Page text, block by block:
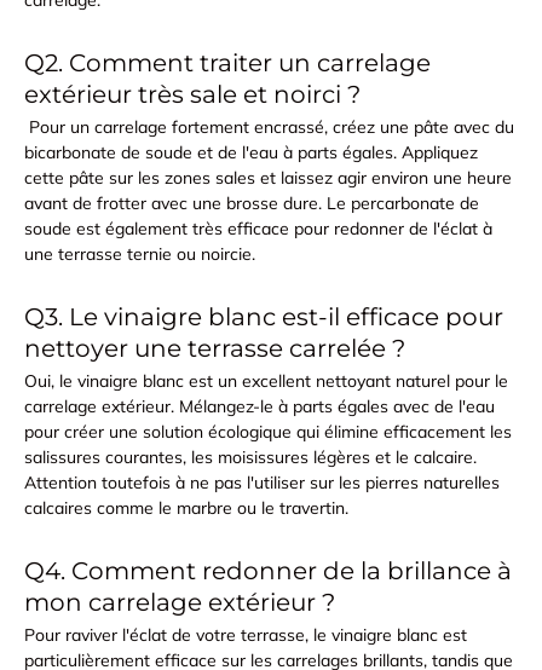
Q2. Comment traiter un carrelage
extérieur très sale et noirci ?
Pour un carrelage fortement encrassé, créez une pâte avec du
bicarbonate de soude et de l'eau à parts égales. Appliquez
cette pâte sur les zones sales et laissez agir environ une heure
avant de frotter avec une brosse dure. Le percarbonate de
soude est également très efficace pour redonner de l'éclat à
une terrasse ternie ou noircie.
Q3. Le vinaigre blanc est-il efficace pour
nettoyer une terrasse carrelée ?
Oui, le vinaigre blanc est un excellent nettoyant naturel pour le
carrelage extérieur. Mélangez-le à parts égales avec de l'eau
pour créer une solution écologique qui élimine efficacement les
salissures courantes, les moisissures légères et le calcaire.
Attention toutefois à ne pas l'utiliser sur les pierres naturelles
calcaires comme le marbre ou le travertin.
Q4. Comment redonner de la brillance à
mon carrelage extérieur ?
Pour raviver l'éclat de votre terrasse, le vinaigre blanc est
particulièrement efficace sur les carrelages brillants, tandis que